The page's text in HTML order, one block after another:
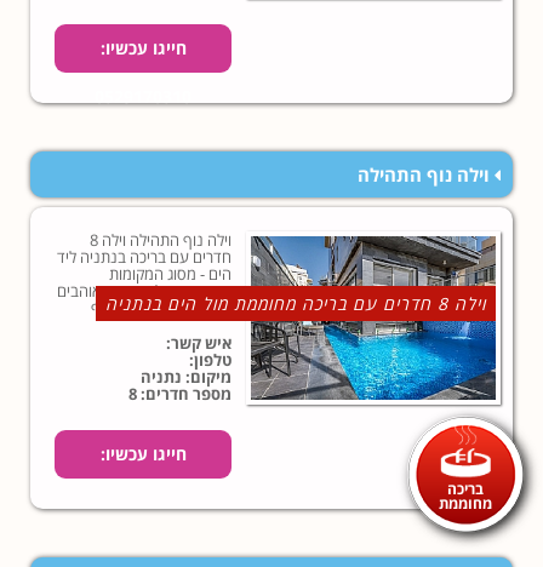
חייגו עכשיו:
וילה נוף התהילה
וילה 8 חדרים עם בריכה מחוממת מול הים בנתניה
בריכה
מחוממת
וילה נוף התהילה וילה 8
חדרים עם בריכה בנתניה ליד
הים - מסוג המקומות
שמתאימים לאנשים שאוהבים
איכות ופינוקים. וילה נוף
התהילה מציעה אירוח מהנה
למשפחות וקבוצות במיקום
מושלם בנתניה, במרחק
נשימה מחופי ים התיכון.
איש קשר:
טלפון:
מיקום: נתניה
מספר חדרים: 8
חייגו עכשיו: